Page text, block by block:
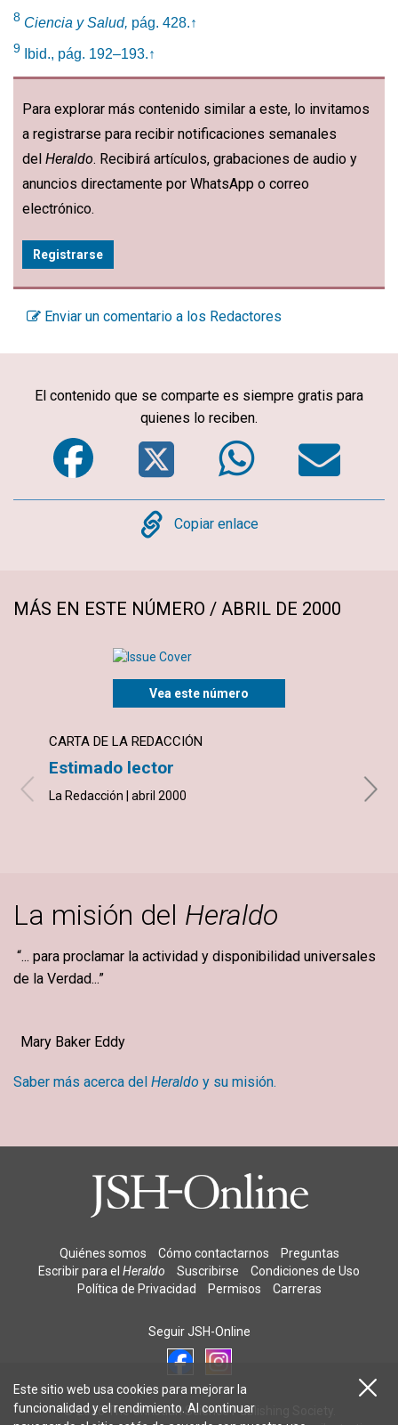
8 Ciencia y Salud, pág. 428.↑
9 Ibid., pág. 192–193.↑
Para explorar más contenido similar a este, lo invitamos
a registrarse para recibir notificaciones semanales
del Heraldo. Recibirá artículos, grabaciones de audio y
anuncios directamente por WhatsApp o correo
electrónico.
Registrarse
Enviar un comentario a los Redactores
El contenido que se comparte es siempre gratis para
quienes lo reciben.
Facebook
Twitter
Copy
Copiar enlace
MÁS EN ESTE NÚMERO / ABRIL DE 2000
Vea este número
CARTA DE LA REDACCIÓN
Estimado lector
La Redacción | abril 2000
La misión del Heraldo
“... para proclamar la actividad y disponibilidad universales
de la Verdad...”
Mary Baker Eddy
Saber más acerca del Heraldo y su misión.
Quiénes somos Cómo contactarnos
Preguntas
Escribir para el Heraldo Suscribirse
Condiciones de Uso
Política de Privacidad
Permisos Carreras
Seguir JSH-Online
© 2026 The Christian Science Publishing Society.
Este sitio web usa cookies para mejorar la
funcionalidad y el rendimiento. Al continuar